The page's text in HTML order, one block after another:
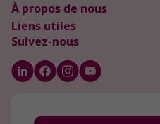
À propos de nous
Liens utiles
Suivez-nous